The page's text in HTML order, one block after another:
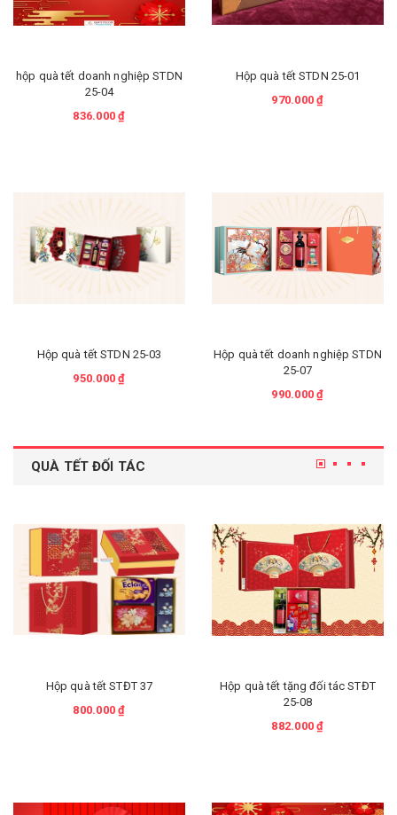
hộp quà tết doanh nghiệp STDN
25-04
836.000 ₫
Hộp quà tết STDN 25-03
950.000 ₫
Hộp quà tết STDN 25-01
970.000 ₫
Hộp quà tết doanh nghiệp STDN
25-07
990.000 ₫
QUÀ TẾT ĐỐI TÁC
Hộp quà tết STĐT 37
800.000 ₫
Hộp quà tết tặng đối tác STĐT
25-08
882.000 ₫